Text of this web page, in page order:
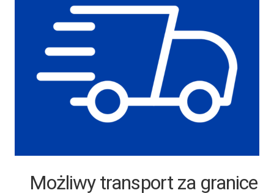
Możliwy transport za granice